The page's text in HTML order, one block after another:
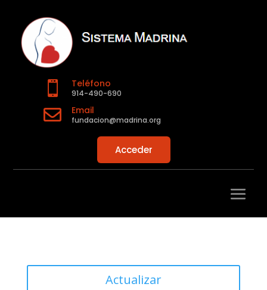
 Teléfono
914-490-690
 Email
fundacion@madrina.org
Acceder
Actualizar